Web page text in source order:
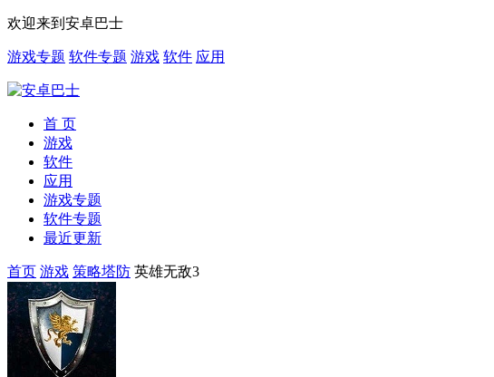
欢迎来到安卓巴士
游戏专题 软件专题 游戏 软件 应用
首 页
游戏
软件
应用
游戏专题
软件专题
最近更新
首页 游戏 策略塔防 英雄无敌3